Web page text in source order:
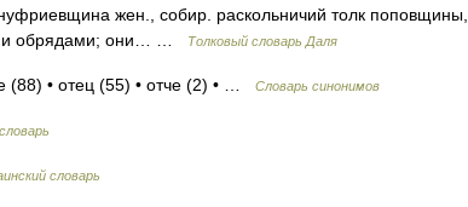
жен., собир. раскольничий толк поповщины,
и обрядами; они… …
Толковый словарь Даля
• отец (55) • отче (2) • … Словарь синонимов
словарь